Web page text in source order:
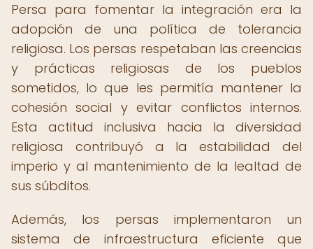
Persa para fomentar la integración era la
adopción de una política de tolerancia
religiosa. Los persas respetaban las creencias
y prácticas religiosas de los pueblos
sometidos, lo que les permitía mantener la
cohesión social y evitar conflictos internos.
Esta actitud inclusiva hacia la diversidad
religiosa contribuyó a la estabilidad del
imperio y al mantenimiento de la lealtad de
sus súbditos.
Además, los persas implementaron un
sistema de infraestructura eficiente que